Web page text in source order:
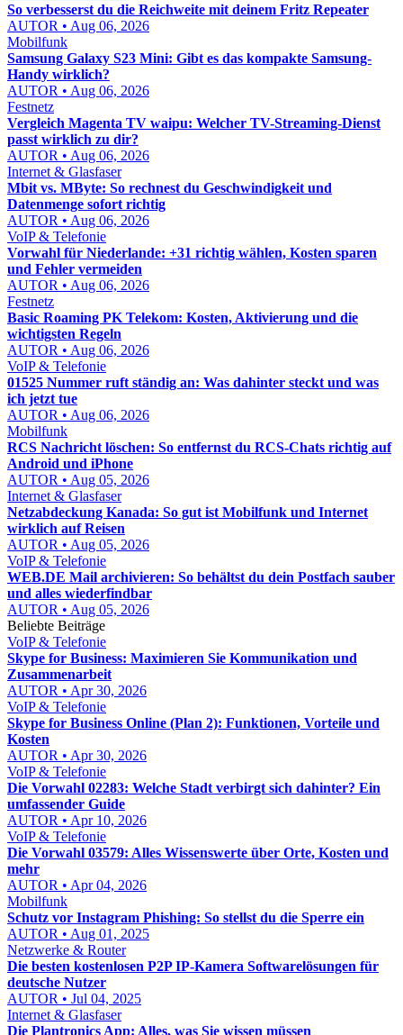
So verbesserst du die Reichweite mit deinem Fritz Repeater
AUTOR • Aug 06, 2026
Mobilfunk
Samsung Galaxy S23 Mini: Gibt es das kompakte Samsung-
Handy wirklich?
AUTOR • Aug 06, 2026
Festnetz
Vergleich Magenta TV waipu: Welcher TV-Streaming-Dienst
passt wirklich zu dir?
AUTOR • Aug 06, 2026
Internet & Glasfaser
Mbit vs. MByte: So rechnest du Geschwindigkeit und
Datenmenge sofort richtig
AUTOR • Aug 06, 2026
VoIP & Telefonie
Vorwahl für Niederlande: +31 richtig wählen, Kosten sparen
und Fehler vermeiden
AUTOR • Aug 06, 2026
Festnetz
Basic Roaming PK Telekom: Kosten, Aktivierung und die
wichtigsten Regeln
AUTOR • Aug 06, 2026
VoIP & Telefonie
01525 Nummer ruft ständig an: Was dahinter steckt und was
ich jetzt tue
AUTOR • Aug 06, 2026
Mobilfunk
RCS Nachricht löschen: So entfernst du RCS-Chats richtig auf
Android und iPhone
AUTOR • Aug 05, 2026
Internet & Glasfaser
Netzabdeckung Kanada: So gut ist Mobilfunk und Internet
wirklich auf Reisen
AUTOR • Aug 05, 2026
VoIP & Telefonie
WEB.DE Mail archivieren: So behältst du dein Postfach sauber
und alles wiederfindbar
AUTOR • Aug 05, 2026
Beliebte Beiträge
VoIP & Telefonie
Skype for Business: Maximieren Sie Kommunikation und
Zusammenarbeit
AUTOR • Apr 30, 2026
VoIP & Telefonie
Skype for Business Online (Plan 2): Funktionen, Vorteile und
Kosten
AUTOR • Apr 30, 2026
VoIP & Telefonie
Die Vorwahl 02283: Welche Stadt verbirgt sich dahinter? Ein
umfassender Guide
AUTOR • Apr 10, 2026
VoIP & Telefonie
Die Vorwahl 03579: Alles Wissenswerte über Orte, Kosten und
mehr
AUTOR • Apr 04, 2026
Mobilfunk
Schutz vor Instagram Phishing: So stellst du die Sperre ein
AUTOR • Aug 01, 2025
Netzwerke & Router
Die besten kostenlosen P2P IP-Kamera Softwarelösungen für
deutsche Nutzer
AUTOR • Jul 04, 2025
Internet & Glasfaser
Die Plantronics App: Alles, was Sie wissen müssen